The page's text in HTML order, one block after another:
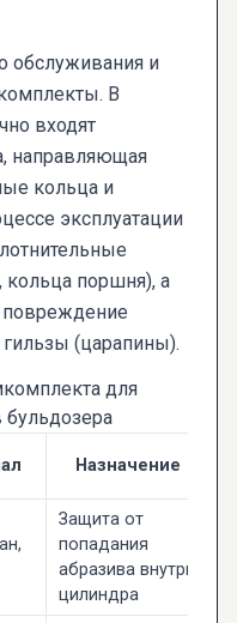
обслуживания и
В
входят
направляющая
кольца и
эксплуатации
поршня), а
(царапины).
для
Назначение
Защита от
попадания
абразива внутрь
цилиндра